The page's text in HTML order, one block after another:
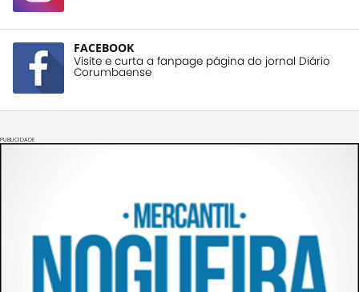
FACEBOOK
Visite e curta a fanpage página do jornal Diário
Corumbaense
PUBLICIDADE